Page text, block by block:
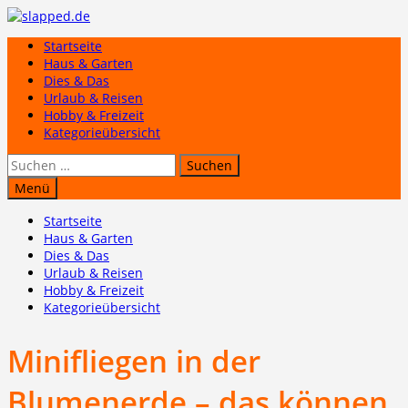
Zum
springenStartseite
Haus & Garten
Dies & Das
Urlaub & Reisen
Hobby & Freizeit
Kategorieübersicht
Suchen
nach:
Menü
Startseite
Haus & Garten
Dies & Das
Urlaub & Reisen
Hobby & Freizeit
Kategorieübersicht
Minifliegen in der